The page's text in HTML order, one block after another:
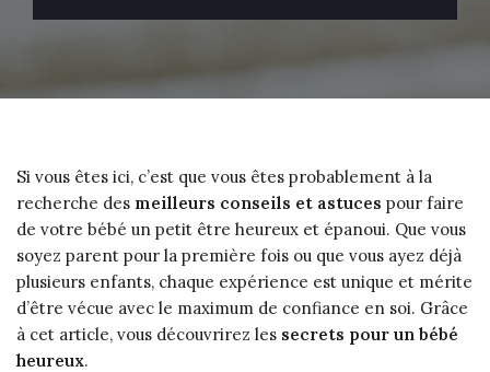
Si vous êtes ici, c’est que vous êtes probablement à la
recherche des meilleurs conseils et astuces pour faire
de votre bébé un petit être heureux et épanoui. Que vous
soyez parent pour la première fois ou que vous ayez déjà
plusieurs enfants, chaque expérience est unique et mérite
d’être vécue avec le maximum de confiance en soi. Grâce
à cet article, vous découvrirez les secrets pour un bébé
heureux.